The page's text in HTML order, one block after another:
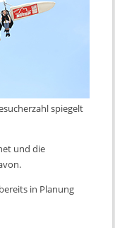
spiegelt
und die
in Planung